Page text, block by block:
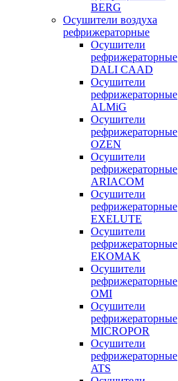
BERG
Осушители воздуха
рефрижераторные
Осушители
рефрижераторные
DALI CAAD
Осушители
рефрижераторные
ALMiG
Осушители
рефрижераторные
OZEN
Осушители
рефрижераторные
ARIACOM
Осушители
рефрижераторные
EXELUTE
Осушители
рефрижераторные
EKOMAK
Осушители
рефрижераторные
OMI
Осушители
рефрижераторные
MICROPOR
Осушители
рефрижераторные
ATS